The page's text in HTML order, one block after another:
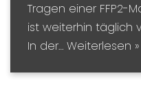
Tragen einer FFP2-
ist weiterhin täglich
In der… Weiterlesen »